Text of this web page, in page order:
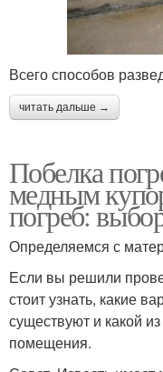
Всего способов
читать дальше →
Побелка
медным
погреб:
Определяемся с
Если вы решили
стоит узнать, какие
существуют и какой
помещения.